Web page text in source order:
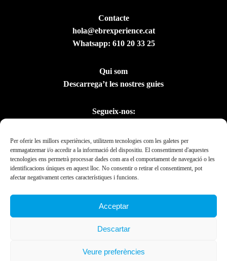
Per oferir les millors experiències, utilitzem tecnologies com les galetes per
emmagatzemar i/o accedir a la informació del dispositiu. El consentiment d'aquestes
tecnologies ens permetrà processar dades com ara el comportament de navegació o les
identificacions úniques en aquest lloc. No consentir o retirar el consentiment, pot
afectar negativament certes característiques i funcions.
Acceptar
Descartar
Veure preferències
Contacte
hola@ebrexperience.cat
Whatsapp: 610 20 33 25
Qui som
Descarrega’t les nostres guies
Segueix-nos:
Presidència